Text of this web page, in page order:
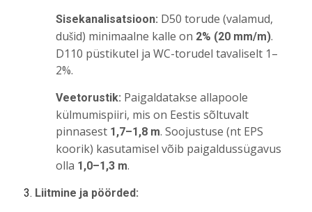
Sisekanalisatsioon: D50 torude (valamud,
dušid) minimaalne kalle on 2% (20 mm/m).
D110 püstikutel ja WC-torudel tavaliselt 1–
2%.
Veetorustik: Paigaldatakse allapoole
külmumispiiri, mis on Eestis sõltuvalt
pinnasest 1,7–1,8 m. Soojustuse (nt EPS
koorik) kasutamisel võib paigaldussügavus
olla 1,0–1,3 m.
Liitmine ja pöörded: